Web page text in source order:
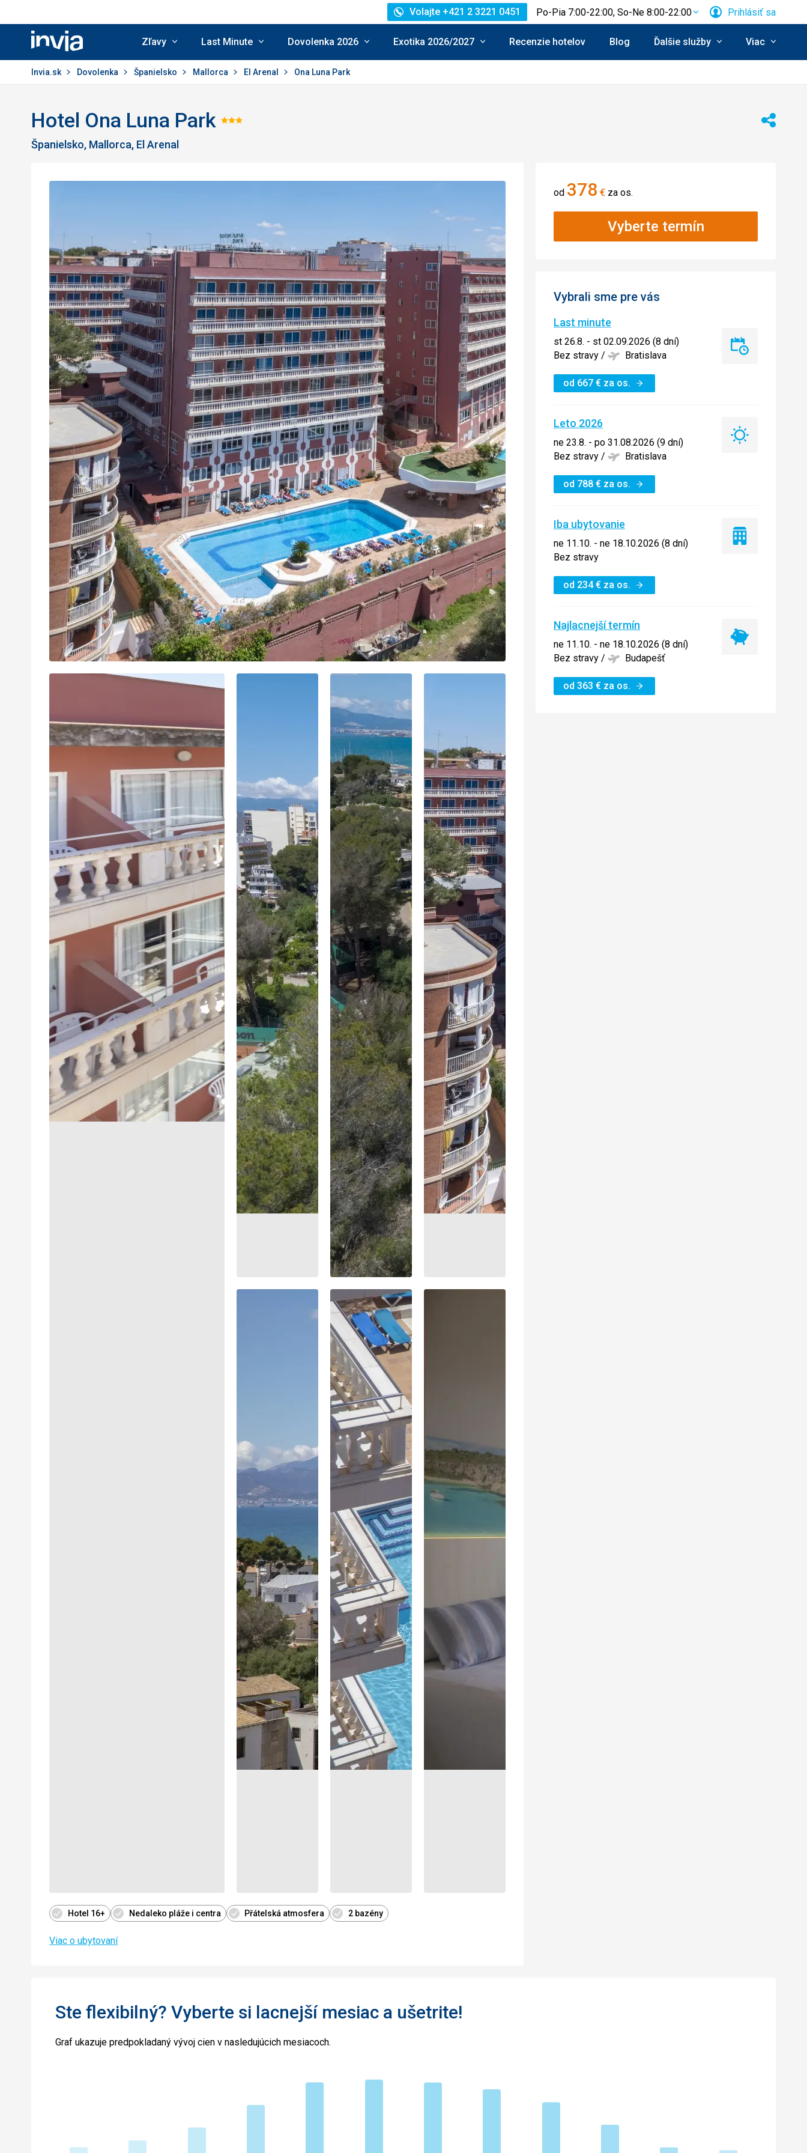
Invia.sk
Volajte +421 2 3221 0451 Po-Pia 7:00-22:00, So-Ne 8:00-22:00 Prihlásiť sa
Zľavy Last Minute Dovolenka 2026 Exotika 2026/2027 Recenzie hotelov Blog Ďalšie služby Viac
Invia.sk Dovolenka Španielsko Mallorca El Arenal Ona Luna Park
Hotel Ona Luna Park Hodnotenie:
Španielsko, Mallorca, El Arenal
Zdieľať
Hotel 16+ Nedaleko pláže i centra Přátelská atmosfera 2 bazény
Viac o ubytovaní
od 378 € za os.
Vyberte termín
Vybrali sme pre vás
Last minute
st 26.8. - st 02.09.2026 (8 dní)
Bez stravy / Bratislava
od 667 € za os.
Last
Leto 2026
ne 23.8. - po 31.08.2026 (9 dní)
Bez stravy / Bratislava
od 788 € za os.
Leto
Iba ubytovanie
ne 11.10. - ne 18.10.2026 (8 dní)
Bez stravy
od 234 € za os.
Iba
Najlacnejší termín
ne 11.10. - ne 18.10.2026 (8 dní)
Bez stravy / Budapešť
od 363 € za os.
Najlacnejší
Ste flexibilný? Vyberte si lacnejší mesiac a ušetrite!
Graf ukazuje predpokladaný vývoj cien v nasledujúcich mesiacoch.